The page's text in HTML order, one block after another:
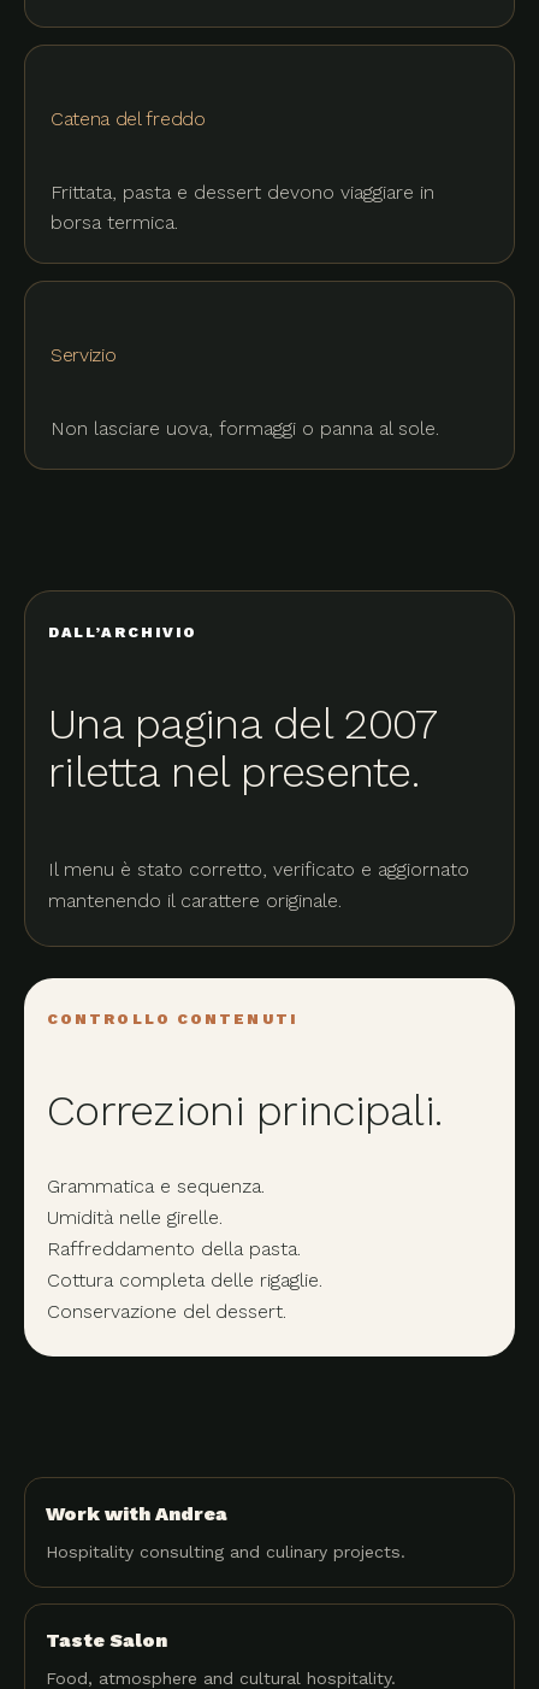
Catena del freddo
Frittata, pasta e dessert devono viaggiare in
borsa termica.
Servizio
Non lasciare uova, formaggi o panna al sole.
DALL’ARCHIVIO
Una pagina del 2007
riletta nel presente.
Il menu è stato corretto, verificato e aggiornato
mantenendo il carattere originale.
CONTROLLO CONTENUTI
Correzioni principali.
Grammatica e sequenza.
Umidità nelle girelle.
Raffreddamento della pasta.
Cottura completa delle rigaglie.
Conservazione del dessert.
Work with Andrea
Hospitality consulting and culinary projects.
Taste Salon
Food, atmosphere and cultural hospitality.